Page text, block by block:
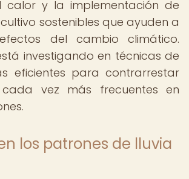
calor y la implementación de
sostenibles que ayuden a
del cambio climático.
investigando en técnicas de
eficientes para contrarrestar
vez más frecuentes en
los patrones de lluvia